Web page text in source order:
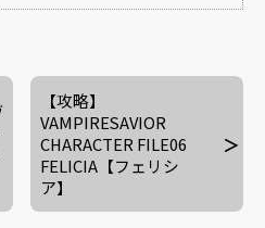
【攻略】
VAMPIRESAVIOR
CHARACTER FILE06
FELICIA【フェリシ
ア】